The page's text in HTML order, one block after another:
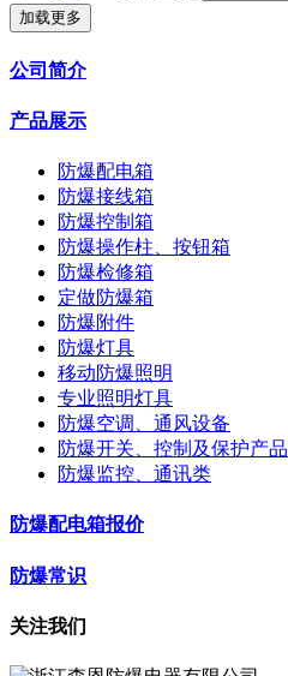
加载更多
公司简介
产品展示
防爆配电箱
防爆接线箱
防爆控制箱
防爆操作柱、按钮箱
防爆检修箱
定做防爆箱
防爆附件
防爆灯具
移动防爆照明
专业照明灯具
防爆空调、通风设备
防爆开关、控制及保护产品
防爆监控、通讯类
防爆配电箱报价
防爆常识
关注我们